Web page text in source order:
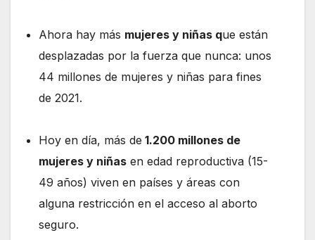
Ahora hay más mujeres y niñas que están
desplazadas por la fuerza que nunca: unos
44 millones de mujeres y niñas para fines
de 2021.
Hoy en día, más de 1.200 millones de
mujeres y niñas en edad reproductiva (15-
49 años) viven en países y áreas con
alguna restricción en el acceso al aborto
seguro.